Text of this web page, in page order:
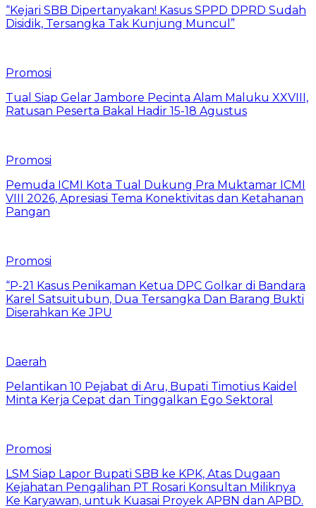
“Kejari SBB Dipertanyakan! Kasus SPPD DPRD Sudah
Disidik, Tersangka Tak Kunjung Muncul”
Promosi
Tual Siap Gelar Jambore Pecinta Alam Maluku XXVIII,
Ratusan Peserta Bakal Hadir 15-18 Agustus
Promosi
Pemuda ICMI Kota Tual Dukung Pra Muktamar ICMI
VIII 2026, Apresiasi Tema Konektivitas dan Ketahanan
Pangan
Promosi
“P-21 Kasus Penikaman Ketua DPC Golkar di Bandara
Karel Satsuitubun, Dua Tersangka Dan Barang Bukti
Diserahkan Ke JPU
Daerah
Pelantikan 10 Pejabat di Aru, Bupati Timotius Kaidel
Minta Kerja Cepat dan Tinggalkan Ego Sektoral
Promosi
LSM Siap Lapor Bupati SBB ke KPK, Atas Dugaan
Kejahatan Pengalihan PT Rosari Konsultan Miliknya
Ke Karyawan, untuk Kuasai Proyek APBN dan APBD.